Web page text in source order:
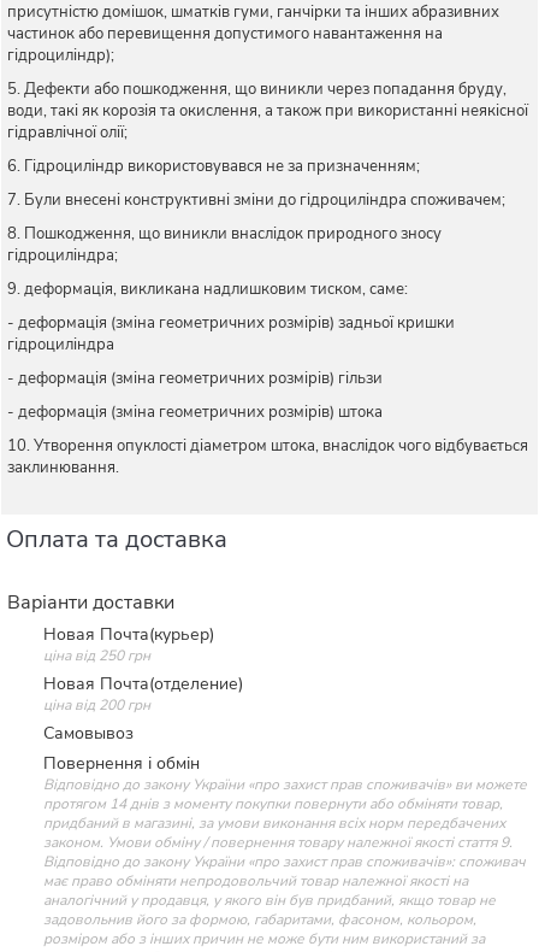
присутністю домішок, шматків гуми, ганчірки та інших абразивних
частинок або перевищення допустимого навантаження на
гідроциліндр);
5. Дефекти або пошкодження, що виникли через попадання бруду,
води, такі як корозія та окислення, а також при використанні неякісної
гідравлічної олії;
6. Гідроциліндр використовувався не за призначенням;
7. Були внесені конструктивні зміни до гідроциліндра споживачем;
8. Пошкодження, що виникли внаслідок природного зносу
гідроциліндра;
9. деформація, викликана надлишковим тиском, саме:
- деформація (зміна геометричних розмірів) задньої кришки
гідроциліндра
- деформація (зміна геометричних розмірів) гільзи
- деформація (зміна геометричних розмірів) штока
10. Утворення опуклості діаметром штока, внаслідок чого відбувається
заклинювання.
Оплата та доставка
Варіанти доставки
Новая Почта(курьер)
ціна від 250 грн
Новая Почта(отделение)
ціна від 200 грн
Самовывоз
Повернення і обмін
Відповідно до закону України «про захист прав споживачів» ви можете
протягом 14 днів з моменту покупки повернути або обміняти товар,
придбаний в магазині, за умови виконання всіх норм передбачених
законом. Умови обміну / повернення товару належної якості стаття 9.
Відповідно до закону України «про захист прав споживачів»: споживач
має право обміняти непродовольчий товар належної якості на
аналогічний у продавця, у якого він був придбаний, якщо товар не
задовольнив його за формою, габаритами, фасоном, кольором,
розміром або з інших причин не може бути ним використаний за